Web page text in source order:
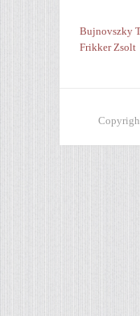
Bujnovszky
Frikker Zsolt